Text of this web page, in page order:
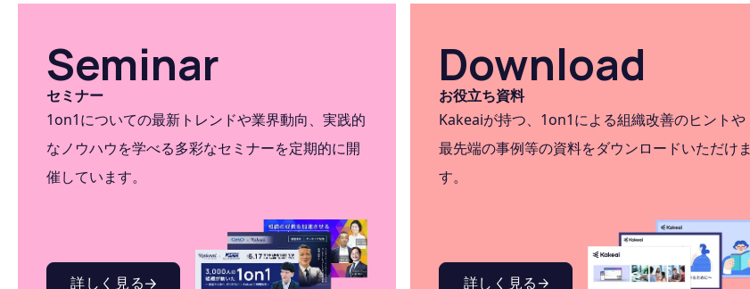
Seminar
セミナー
1on1についての最新トレンドや業界動向、実践的
なノウハウを学べる多彩なセミナーを定期的に開
催しています。
詳しく見る
Download
お役立ち資料
Kakeaiが持つ、1on1による組織改善のヒントや
最先端の事例等の資料をダウンロードいただけま
す。
詳しく見る